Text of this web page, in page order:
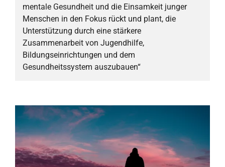
mentale Gesundheit und die Einsamkeit junger
Menschen in den Fokus rückt und plant, die
Unterstützung durch eine stärkere
Zusammenarbeit von Jugendhilfe,
Bildungseinrichtungen und dem
Gesundheitssystem auszubauen“